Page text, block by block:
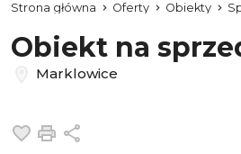
Strona główna Oferty Obiekty
Obiekt na
Marklowice
Dodaj do ulubionych
Drukuj